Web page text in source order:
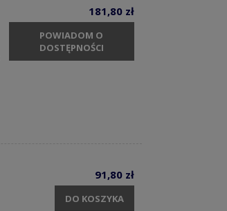
181,80 zł
POWIADOM O
DOSTĘPNOŚCI
91,80 zł
DO KOSZYKA